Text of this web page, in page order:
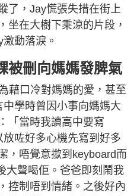
了，Jay慌張失措在街上
坐在大樹下乘涼的片段，
動落淚。
被刪向媽媽發脾氣
藉口冷對媽媽的愛，甚至
學時曾因小事向媽媽大
「當時我讀高中要寫
咗好多心機先寫到好多
，唔覺意撳到keyboard而
大聲喝佢。爸爸即刻鬧我
控制唔到情緒。之後好內